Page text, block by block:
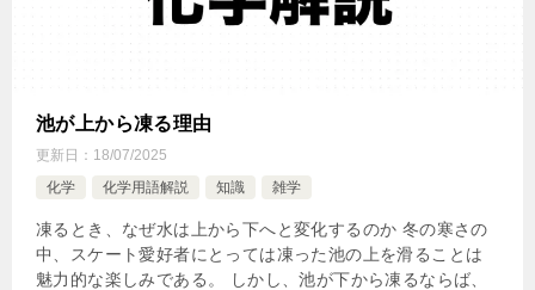
池が上から凍る理由
更新日： 18/07/2025
化学
化学用語解説 知識 雑学
凍るとき、なぜ水は上から下へと変化するのか 冬の寒さの
中、スケート愛好者にとっては凍った池の上を滑ることは
魅力的な楽しみである。 しかし、池が下から凍るならば、